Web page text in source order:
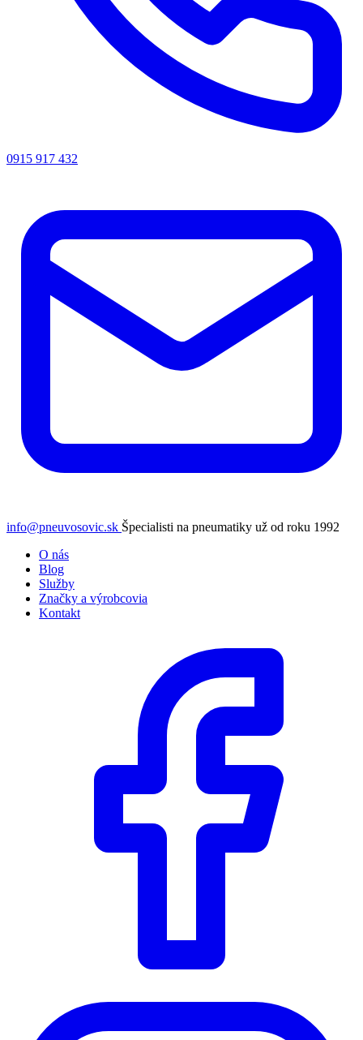
0915 917 432
info@pneuvosovic.sk Špecialisti na pneumatiky už od roku 1992
O nás
Blog
Služby
Značky a výrobcovia
Kontakt